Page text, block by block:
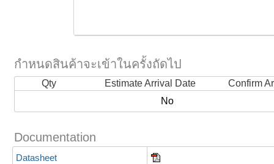
กำหนดสินค้าจะเข้าในครั้งถัดไป
Qty Estimate Arrival Date
Confirm
No
Documentation
Datasheet